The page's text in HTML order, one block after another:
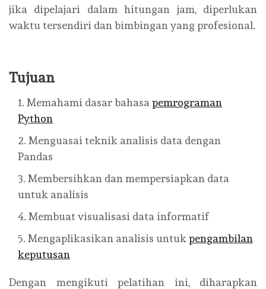
jika dipelajari dalam hitungan jam, diperlukan
waktu tersendiri dan bimbingan yang profesional.
Tujuan
Memahami dasar bahasa pemrograman
Python
Menguasai teknik analisis data dengan
Pandas
Membersihkan dan mempersiapkan data
untuk analisis
Membuat visualisasi data informatif
Mengaplikasikan analisis untuk pengambilan
keputusan
Dengan mengikuti pelatihan ini, diharapkan